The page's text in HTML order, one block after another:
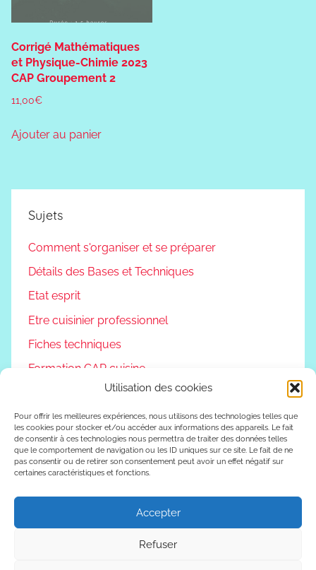
Utilisation des cookies
Pour offrir les meilleures expériences, nous utilisons des technologies telles que
les cookies pour stocker et/ou accéder aux informations des appareils. Le fait
de consentir à ces technologies nous permettra de traiter des données telles
que le comportement de navigation ou les ID uniques sur ce site. Le fait de ne
pas consentir ou de retirer son consentement peut avoir un effet négatif sur
certaines caractéristiques et fonctions.
Accepter
Refuser
Corrigé Mathématiques
et Physique-Chimie 2023
CAP Groupement 2
11,00€
Ajouter au panier
Sujets
Comment s'organiser et se préparer
Détails des Bases et Techniques
Etat esprit
Etre cuisinier professionnel
Fiches techniques
Formation CAP cuisine
Podcast
Reconversion professionnelle
Vivre autrement